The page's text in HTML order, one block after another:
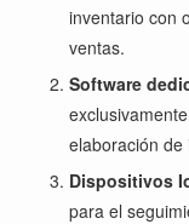
inventario con
ventas.
Software
elaboración de
Dispositivos
para el